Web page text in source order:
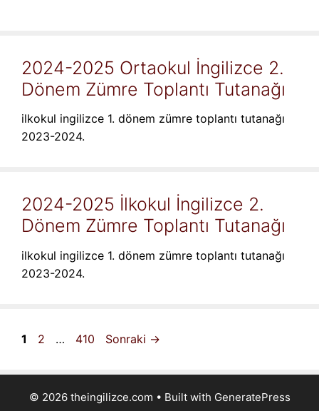
2024-2025 Ortaokul İngilizce 2.
Dönem Zümre Toplantı Tutanağı
ilkokul ingilizce 1. dönem zümre toplantı tutanağı
2023-2024.
2024-2025 İlkokul İngilizce 2.
Dönem Zümre Toplantı Tutanağı
ilkokul ingilizce 1. dönem zümre toplantı tutanağı
2023-2024.
Sayfa
1 Sayfa
2 … Sayfa
410 Sonraki →
© 2026 theingilizce.com • Built with GeneratePress